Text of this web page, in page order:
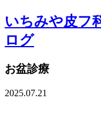
いちみや皮フ
ログ
お盆診療
2025.07.21